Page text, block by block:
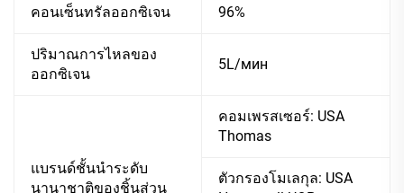
คอนเซ็นทรัลออกซิเจน 96%
ปริมาณการไหลของ
ออกซิเจน
5L/мин
แบรนด์ชั้นนำระดับ
นานาชาติของชิ้นส่วน
คอมเพรสเซอร์: USA
Thomas
ตัวกรองโมเลกุล: USA